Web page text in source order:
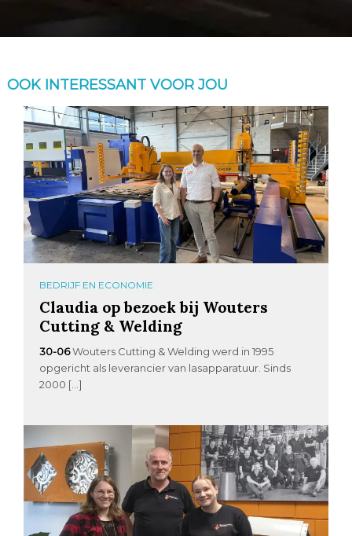
OOK INTERESSANT VOOR JOU
BEDRIJF EN ECONOMIE
Claudia op bezoek bij Wouters
Cutting & Welding
30-06Wouters Cutting & Welding werd in 1995
opgericht als leverancier van lasapparatuur. Sinds
2000 […]